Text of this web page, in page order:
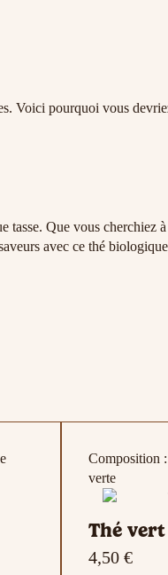
Voici pourquoi vous
Que vous cherchiez
avec ce thé
Composition
verte
Thé
4,50 €